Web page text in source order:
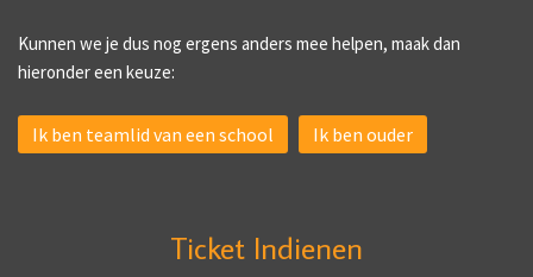
Kunnen we je dus nog ergens anders mee helpen, maak dan
hieronder een keuze:
Ik ben teamlid van een school Ik ben ouder
Ticket Indienen